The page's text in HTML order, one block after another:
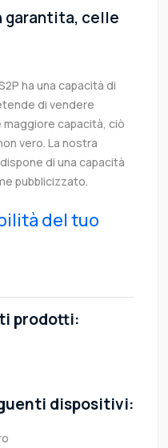
garantita, celle
ha una capacità di
di vendere
capacità, ciò
vero. La nostra
di una capacità
pubblicizzato.
del tuo
prodotti:
dispositivi: